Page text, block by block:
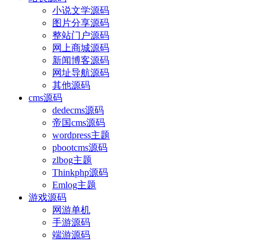
小说文学源码
图片分享源码
整站门户源码
网上商城源码
新闻博客源码
网址导航源码
其他源码
cms源码
dedecms源码
帝国cms源码
wordpress主题
pbootcms源码
zlbog主题
Thinkphp源码
Emlog主题
游戏源码
网游单机
手游源码
端游源码